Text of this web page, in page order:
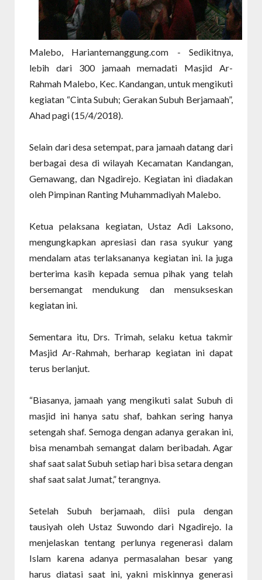
Malebo, Hariantemanggung.com - Sedikitnya,
lebih dari 300 jamaah memadati Masjid Ar-
Rahmah Malebo, Kec. Kandangan, untuk mengikuti
kegiatan “Cinta Subuh; Gerakan Subuh Berjamaah”,
Ahad pagi (15/4/2018).
Selain dari desa setempat, para jamaah datang dari
berbagai desa di wilayah Kecamatan Kandangan,
Gemawang, dan Ngadirejo. Kegiatan ini diadakan
oleh Pimpinan Ranting Muhammadiyah Malebo.
Ketua pelaksana kegiatan, Ustaz Adi Laksono,
mengungkapkan apresiasi dan rasa syukur yang
mendalam atas terlaksananya kegiatan ini. Ia juga
berterima kasih kepada semua pihak yang telah
bersemangat mendukung dan mensukseskan
kegiatan ini.
Sementara itu, Drs. Trimah, selaku ketua takmir
Masjid Ar-Rahmah, berharap kegiatan ini dapat
terus berlanjut.
“Biasanya, jamaah yang mengikuti salat Subuh di
masjid ini hanya satu shaf, bahkan sering hanya
setengah shaf. Semoga dengan adanya gerakan ini,
bisa menambah semangat dalam beribadah. Agar
shaf saat salat Subuh setiap hari bisa setara dengan
shaf saat salat Jumat,” terangnya.
Setelah Subuh berjamaah, diisi pula dengan
tausiyah oleh Ustaz Suwondo dari Ngadirejo. Ia
menjelaskan tentang perlunya regenerasi dalam
Islam karena adanya permasalahan besar yang
harus diatasi saat ini, yakni miskinnya generasi